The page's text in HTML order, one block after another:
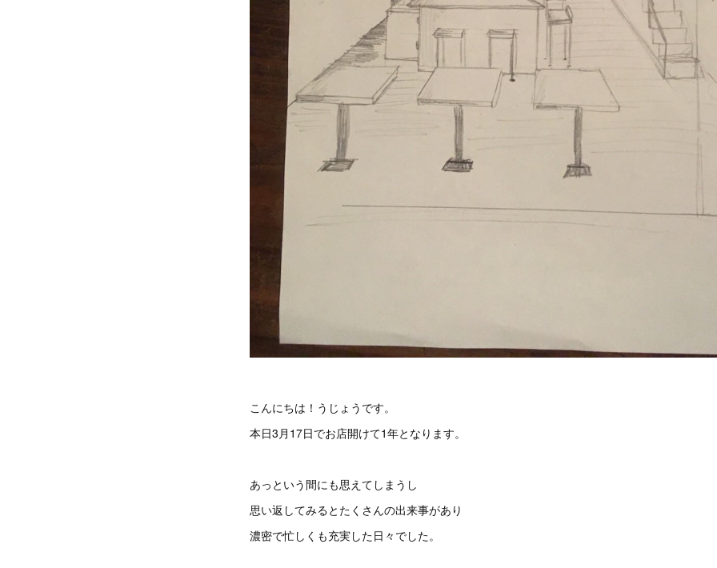
こんにちは！うじょうです。
本日3月17日でお店開けて1年となります。
あっという間にも思えてしまうし
思い返してみるとたくさんの出来事があり
濃密で忙しくも充実した日々でした。